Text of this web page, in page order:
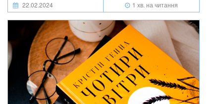
22.02.2024 1 хв. на читання